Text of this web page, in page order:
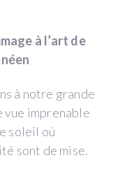
à l’art de
à notre grande
imprenable
soleil où
sont de mise.